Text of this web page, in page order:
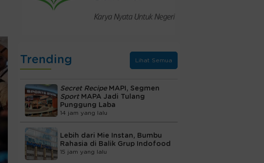
Trending Lihat Semua
Secret RecipeMAPI, Segmen
Sport MAPA Jadi Tulang
Punggung Laba
14 jam yang lalu
Lebih dari Mie Instan, Bumbu
Rahasia di Balik Grup Indofood
15 jam yang lalu